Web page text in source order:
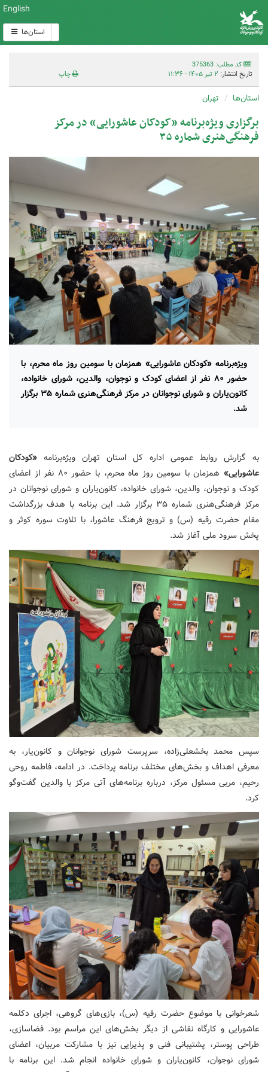
English
استان‌ها
کد مطلب: 375363
تاریخ انتشار: ۲ تیر ۱۴۰۵ - ۱۱:۳۶ چاپ
استان‌ها تهران
برگزاری ویژه‌برنامه «کودکان عاشورایی» در مرکز
فرهنگی‌هنری شماره ۳۵
ویژه‌برنامه «کودکان عاشورایی» همزمان با سومین روز ماه محرم، با
حضور ۸۰ نفر از اعضای کودک و نوجوان، والدین، شورای خانواده،
کانون‌یاران و شورای نوجوانان در مرکز فرهنگی‌هنری شماره ۳۵ برگزار
شد.
به گزارش روابط عمومی اداره کل استان تهران ویژه‌برنامه «کودکان
عاشورایی»
همزمان با سومین روز ماه محرم، با حضور ۸۰ نفر از اعضای
کودک و نوجوان، والدین، شورای خانواده، کانون‌یاران و شورای نوجوانان در
مرکز فرهنگی‌هنری شماره ۳۵ برگزار شد. این برنامه با هدف بزرگداشت
مقام حضرت رقیه (س) و ترویج فرهنگ عاشورا، با تلاوت سوره کوثر و
پخش سرود ملی آغاز شد.
سپس محمد بخشعلی‌زاده، سرپرست شورای نوجوانان و کانون‌یار، به
معرفی اهداف و بخش‌های مختلف برنامه پرداخت. در ادامه، فاطمه روحی
رحیم، مربی مسئول مرکز، درباره برنامه‌های آتی مرکز با والدین گفت‌وگو
کرد.
شعرخوانی با موضوع حضرت رقیه (س)، بازی‌های گروهی، اجرای دکلمه
عاشورایی و کارگاه نقاشی از دیگر بخش‌های این مراسم بود. فضاسازی،
طراحی پوستر، پشتیبانی فنی و پذیرایی نیز با مشارکت مربیان، اعضای
شورای نوجوان، کانون‌یاران و شورای خانواده انجام شد. این برنامه با